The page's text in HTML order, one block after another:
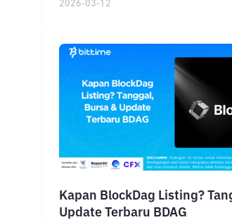
2026-03-12
Kapan BlockDag Listing?
Update Terbaru BDAG